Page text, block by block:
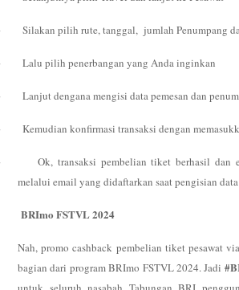
Silakan pilih rute, tanggal, jumlah Penumpang
Lalu pilih penerbangan yang Anda inginkan
Lanjut dengana mengisi data pemesan dan
Kemudian konfirmasi transaksi dengan
Ok, transaksi pembelian tiket berhasil dan
melalui email yang didaftarkan saat pengisian
BRImo FSTVL 2024
Nah, promo cashback pembelian tiket pesawat
bagian dari program BRImo FSTVL 2024. Jadi